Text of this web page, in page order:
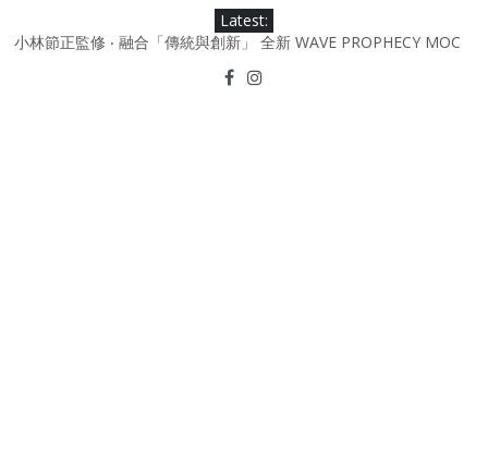
to
Latest:
小林節正監修 ‧ 融合「傳統與創新」 全新 WAVE PROPHECY MOC
Under Armour Curry 12最新簽名鞋升級登場 Curry USA 夢幻配色